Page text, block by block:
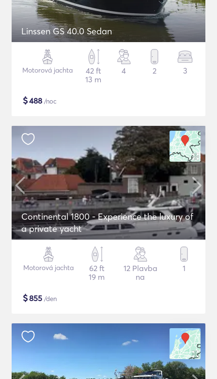
Linssen GS 40.0 Sedan
Motorová jachta
42 ft
13 m
4 2 3
$488 /noc
Continental 1800 - Experience the luxury of
a private yacht
Motorová jachta
62 ft
19 m
12 Plavba
na
1
$855 /den